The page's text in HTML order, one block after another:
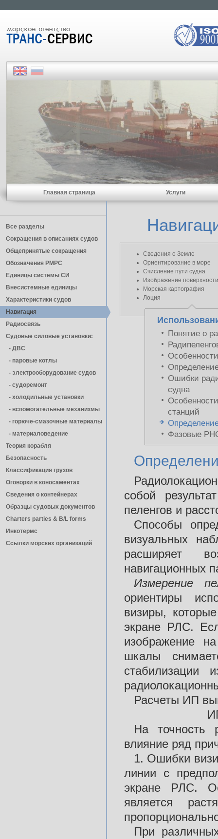
Главная страница Услуги
Все разделы
Сокращения в описаниях судов
Общепринятые сокращения
Обозначения РМРС
Единицы cистемы СИ
Внесистемные единицы
Характеристики судов
Навигация
Радиосвязь
Судовые силовые установки:
- ДВС
- паровые котлы
- электрооборудование судов
- cудоремонт
- холодильные установки
- вспомогательные механизмы
- горюче-смазочные материалы
- материаловедение
Теория корабля
Безопасность
Классификация грузов
Оговорки в коносаментах
Сведения о контейнерах
Образцы судовых документов
Charters parties & B/L forms
Инкотермс
Ссылки морских организаций
Сведения о Земле
Ориентирование в море
Счисление пути судна
Изображение
Морская картография
Лоция
Понятие о
Ошибки
судна
станций
Фазовые
собой
пеленгов и
Способы
визуальных
расширяет
навигационных
Измерение
ориентиры
визиры,
экране РЛС.
изображение
шкалы
стабилизации
Расчеты ИП
На точность
влияние ряд
1. Ошибки
линии с
экране РЛС.
является
При